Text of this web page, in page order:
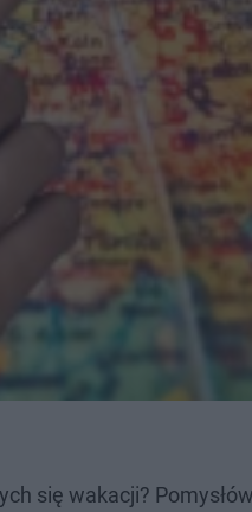
się wakacji?